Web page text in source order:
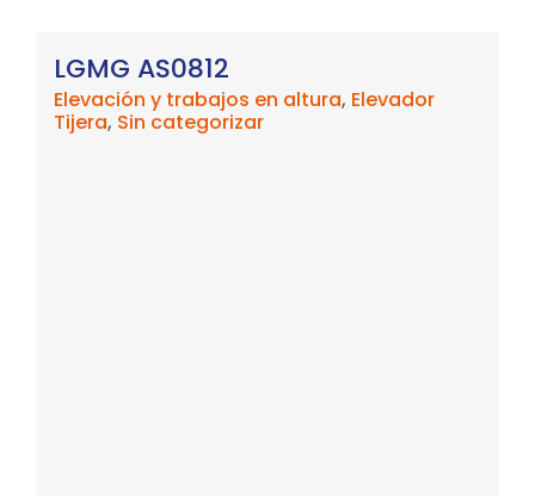
LGMG AS0812
Elevación y trabajos en altura, Elevador
Tijera, Sin categorizar